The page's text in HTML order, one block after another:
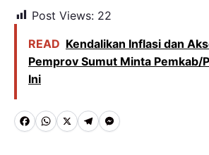
Post Views: 22
READ Kendalikan Inflasi dan
Pemprov Sumut Minta Pemkab/
Ini
F WX T M